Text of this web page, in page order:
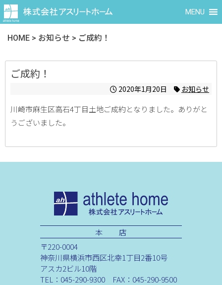
MENU
HOME > お知らせ > ご成約！
ご成約！
2020年1月20日 お知らせ
川崎市麻生区高石4丁目土地ご成約となりました。ありがと
うございました。
本 店
〒220-0004
神奈川県横浜市西区北幸1丁目2番10号
アスカ2ビル10階
TEL：045-290-9300 FAX：045-290-9500